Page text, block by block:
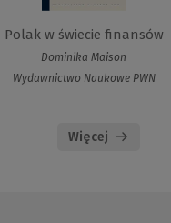
Polak w świecie finansów
Dominika Maison
Wydawnictwo Naukowe PWN
Więcej